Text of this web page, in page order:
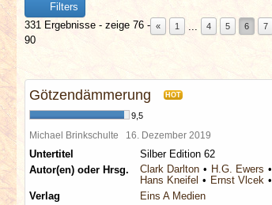
Filters
331 Ergebnisse - zeige 76 -
90
« 1 4 5 6 7
Götzendämmerung HOT
9,5
Michael Brinkschulte 16. Dezember 2019
Untertitel
Silber Edition 62
Autor(en) oder Hrsg.
Clark Darlton H.G. Ewers
Hans Kneifel
Ernst Vlcek
Verlag
Eins A Medien